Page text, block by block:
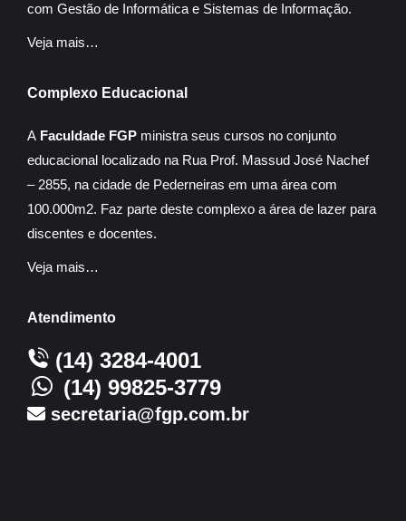
com Gestão de Informática e Sistemas de Informação.
Veja mais…
Complexo Educacional
A Faculdade FGP ministra seus cursos no conjunto
educacional localizado na Rua Prof. Massud José Nachef
– 2855, na cidade de Pederneiras em uma área com
100.000m2. Faz parte deste complexo a área de lazer para
discentes e docentes.
Veja mais…
Atendimento
(14) 3284-4001
(14) 99825-3779
secretaria@fgp.com.br